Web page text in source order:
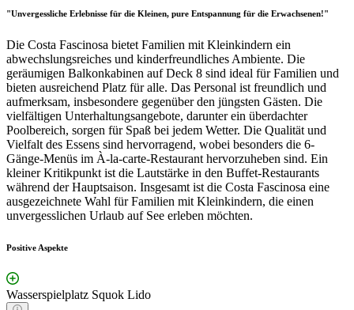
"Unvergessliche Erlebnisse für die Kleinen, pure Entspannung für die Erwachsenen!"
Die Costa Fascinosa bietet Familien mit Kleinkindern ein
abwechslungsreiches und kinderfreundliches Ambiente. Die
geräumigen Balkonkabinen auf Deck 8 sind ideal für Familien und
bieten ausreichend Platz für alle. Das Personal ist freundlich und
aufmerksam, insbesondere gegenüber den jüngsten Gästen. Die
vielfältigen Unterhaltungsangebote, darunter ein überdachter
Poolbereich, sorgen für Spaß bei jedem Wetter. Die Qualität und
Vielfalt des Essens sind hervorragend, wobei besonders die 6-
Gänge-Menüs im À-la-carte-Restaurant hervorzuheben sind. Ein
kleiner Kritikpunkt ist die Lautstärke in den Buffet-Restaurants
während der Hauptsaison. Insgesamt ist die Costa Fascinosa eine
ausgezeichnete Wahl für Familien mit Kleinkindern, die einen
unvergesslichen Urlaub auf See erleben möchten.
Positive Aspekte
Wasserspielplatz Squok Lido